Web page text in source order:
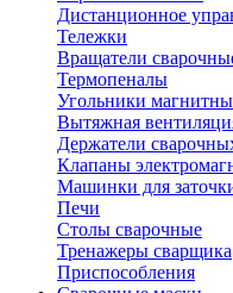
Дистанционное
Тележки
Вращатели
Термопеналы
Угольники
Вытяжная
Держатели
Клапаны
Машинки для
Печи
Столы сварочные
Тренажеры сварщика
Приспособления